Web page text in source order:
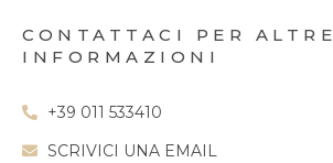
CONTATTACI PER ALTRE
INFORMAZIONI
+39 011 533410
SCRIVICI UNA EMAIL